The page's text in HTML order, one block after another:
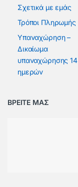
Σχετικά με εμάς
Τρόποι Πληρωμής
Υπαναχώρηση –
Δικαίωμα
υπαναχώρησης 14
ημερών
ΒΡΕΙΤΕ ΜΑΣ